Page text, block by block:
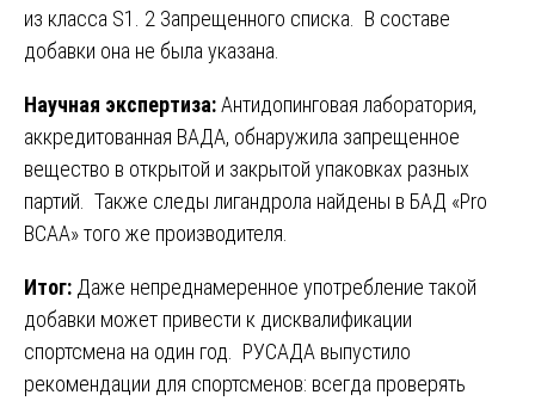
из класса S1. 2 Запрещенного списка. В составе
добавки она не была указана.
Научная экспертиза:Антидопинговая лаборатория,
аккредитованная ВАДА, обнаружила запрещенное
вещество в открытой и закрытой упаковках разных
партий. Также следы лигандрола найдены в БАД «Pro
BCAA» того же производителя.
Итог: Даже непреднамеренное употребление такой
добавки может привести к дисквалификации
спортсмена на один год. РУСАДА выпустило
рекомендации для спортсменов: всегда проверять